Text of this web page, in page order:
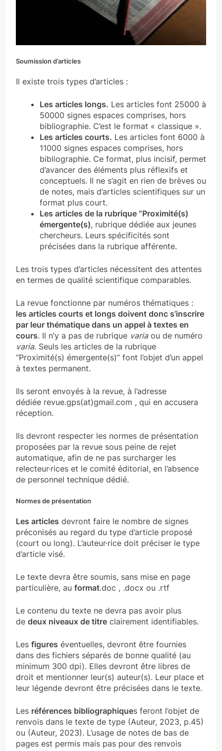
Soumission d’articles
Il existe trois types d’articles :
Les articles longs. Les articles font 25000 à
50000 signes espaces comprises, hors
bibliographie. C’est le format « classique ».
Les articles courts. Les articles font 6000 à
11000 signes espaces comprises, hors
bibliographie. Ce format, plus incisif, permet
d’avancer des éléments plus réflexifs et
conceptuels. Il ne s’agit en rien de brèves ou
de notes, mais d’articles scientifiques sur un
format plus court.
Les articles de la rubrique “Proximité(s)
émergente(s), rubrique dédiée aux jeunes
chercheurs. Leurs spécificités sont
précisées dans la rubrique afférente.
Les trois types d’articles nécessitent des attentes
en termes de qualité scientifique comparables.
La revue fonctionne par numéros thématiques :
les articles courts et longs doivent donc s’inscrire
par leur thématique dans un appel à textes en
cours. Il n’y a pas de rubrique variaou de numéro
varia. Seuls les articles de la rubrique
“Proximité(s) émergente(s)” font l’objet d’un appel
à textes permanent.
Ils seront envoyés à la revue, à l’adresse
dédiée revue.gps(at)gmail.com , qui en accusera
réception.
Ils devront respecter les normes de présentation
proposées par la revue sous peine de rejet
automatique, afin de ne pas surcharger les
relecteur·rices et le comité éditorial, en l’absence
de personnel technique dédié.
Normes de présentation
Les articles devront faire le nombre de signes
préconisés au regard du type d’article proposé
(court ou long). L’auteur·rice doit préciser le type
d’article visé.
Le texte devra être soumis, sans mise en page
particulière, au format.doc , .docx ou .rtf
Le contenu du texte ne devra pas avoir plus
de deux niveaux de titre clairement identifiables.
Les figures éventuelles, devront être fournies
dans des fichiers séparés de bonne qualité (au
minimum 300 dpi). Elles devront être libres de
droit et mentionner leur(s) auteur(s). Leur place et
leur légende devront être précisées dans le texte.
Les références bibliographiques feront l’objet de
renvois dans le texte de type (Auteur, 2023, p.45)
ou (Auteur, 2023). L’usage de notes de bas de
pages est permis mais pas pour des renvois